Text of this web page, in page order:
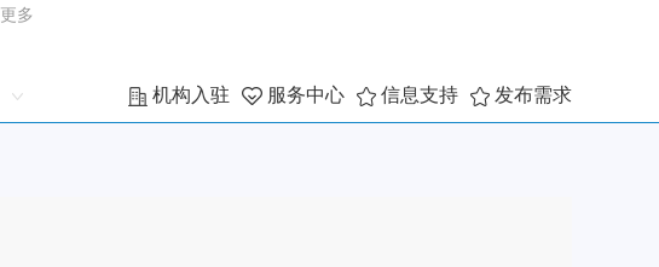
更多
机构入驻 服务中心 信息支持 发布需求